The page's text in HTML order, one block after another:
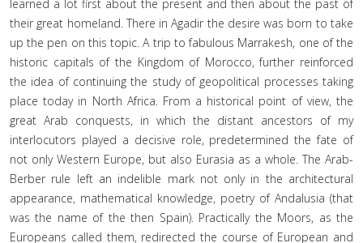
learned a lot first about the present and then about the past of
their great homeland. There in Agadir the desire was born to take
up the pen on this topic. A trip to fabulous Marrakesh, one of the
historic capitals of the Kingdom of Morocco, further reinforced
the idea of continuing the study of geopolitical processes taking
place today in North Africa. From a historical point of view, the
great Arab conquests, in which the distant ancestors of my
interlocutors played a decisive role, predetermined the fate of
not only Western Europe, but also Eurasia as a whole. The Arab-
Berber rule left an indelible mark not only in the architectural
appearance, mathematical knowledge, poetry of Andalusia (that
was the name of the then Spain). Practically the Moors, as the
Europeans called them, redirected the course of European and